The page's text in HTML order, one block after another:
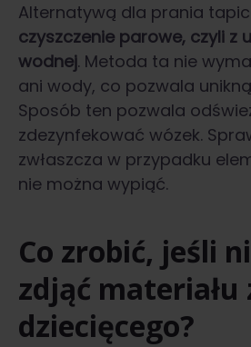
Alternatywą dla prania
czyszczenie parowe, czyli z
wodnej. Metoda ta nie
ani wody, co pozwala
Sposób ten pozwala
zdezynfekować wózek.
zwłaszcza w przypadku
nie można wypiąć.
Co zrobić, jeśli
zdjąć materiału
dziecięcego?